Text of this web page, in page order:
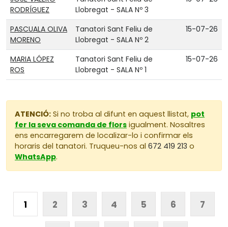
RODRÍGUEZ
Llobregat - SALA Nº 3
PASCUALA OLIVA
MORENO
Tanatori Sant Feliu de
Llobregat - SALA Nº 2
15-07-26
MARIA LÓPEZ
ROS
Tanatori Sant Feliu de
Llobregat - SALA Nº 1
15-07-26
ATENCIÓ: Si no troba al difunt en aquest llistat, pot
fer la seva comanda de flors igualment. Nosaltres
ens encarregarem de localizar-lo i confirmar els
horaris del tanatori. Truqueu-nos al 672 419 213 o
WhatsApp.
1 2 3 4 5 6 7